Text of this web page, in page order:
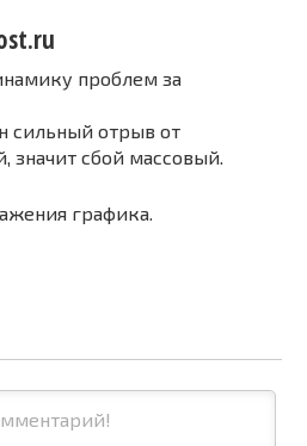
проблем за
сильный отрыв от
сбой массовый.
графика.